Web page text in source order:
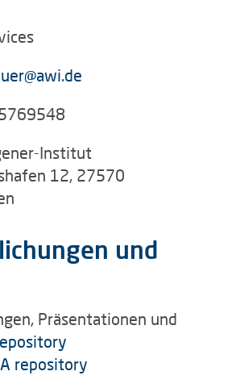
Institut
12, 27570
und
Präsentationen und
repository